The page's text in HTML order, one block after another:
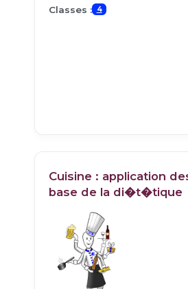
Classes : 4
Cuisine : application
base de la di�t�tique